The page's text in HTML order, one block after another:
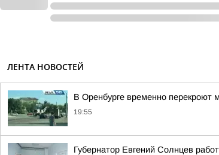
ЛЕНТА НОВОСТЕЙ
В Оренбурге временно перекроют
19:55
Губернатор Евгений Солнцев